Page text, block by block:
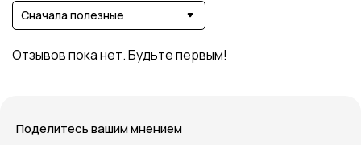
Сначала полезные
Отзывов пока нет. Будьте первым!
Поделитесь вашим мнением